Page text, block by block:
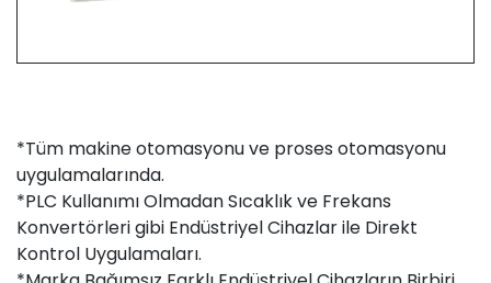
*Tüm makine otomasyonu ve proses otomasyonu
uygulamalarında.
*PLC Kullanımı Olmadan Sıcaklık ve Frekans
Konvertörleri gibi Endüstriyel Cihazlar ile Direkt
Kontrol Uygulamaları.